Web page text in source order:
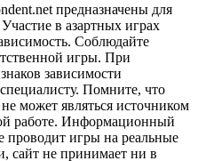
предназначены для
в азартных играх
Соблюдайте
игры. При
зависимости
Помните, что
может являться источником
работе. Информационный
проводит игры на реальные
сайт не принимает ни в